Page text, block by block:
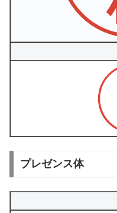
プレゼンス体